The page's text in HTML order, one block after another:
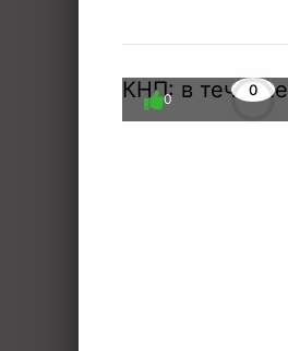
КНП: в 0
0